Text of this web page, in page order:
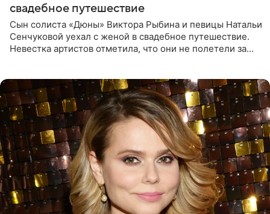
свадебное путешествие
Сын солиста «Дюны» Виктора Рыбина и певицы Натальи
Сенчуковой уехал с женой в свадебное путешествие.
Невестка артистов отметила, что они не полетели за